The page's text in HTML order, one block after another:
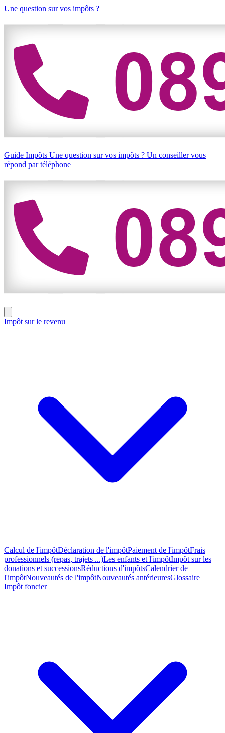
Une question sur vos impôts ?
Guide Impôts Une question sur vos impôts ? Un conseiller vous
répond par téléphone
Impôt sur le revenu
Calcul de l'impôtDéclaration de l'impôtPaiement de l'impôtFrais
professionnels (repas, trajets ...)Les enfants et l'impôtImpôt sur les
donations et successionsRéductions d'impôtsCalendrier de
l'impôtNouveautés de l'impôtNouveautés antérieuresGlossaire
Impôt foncier